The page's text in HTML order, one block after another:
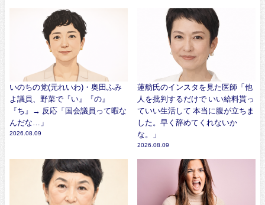
いのちの党(元れいわ)・奥田ふみ
よ議員、野菜で『い』『の』
『ち』→ 反応「国会議員って暇な
んだな…」
2026.08.09
蓮舫氏のインスタを見た医師「他
人を批判するだけで いい給料貰っ
ていい生活して 本当に腹が立ちま
した。早く辞めてくれないか
な。」
2026.08.09